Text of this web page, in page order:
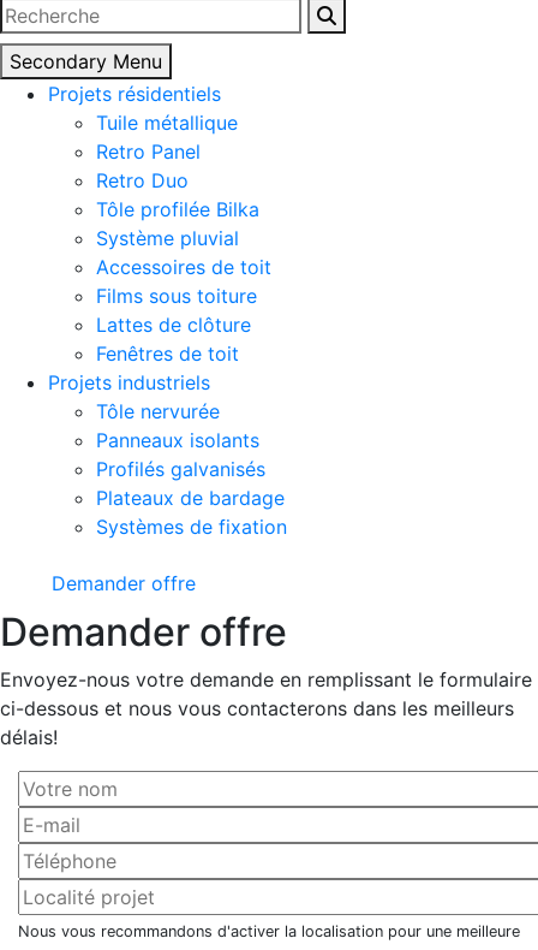
Rechercher :
Secondary Menu
Projets résidentiels
Tuile métallique
Retro Panel
Retro Duo
Tôle profilée Bilka
Système pluvial
Accessoires de toit
Films sous toiture
Lattes de clôture
Fenêtres de toit
Projets industriels
Tôle nervurée
Panneaux isolants
Profilés galvanisés
Plateaux de bardage
Systèmes de fixation
Demander offre
Demander offre
Envoyez-nous votre demande en remplissant le formulaire
ci-dessous et nous vous contacterons dans les meilleurs
délais!
Nous vous recommandons d'activer la localisation pour une meilleure